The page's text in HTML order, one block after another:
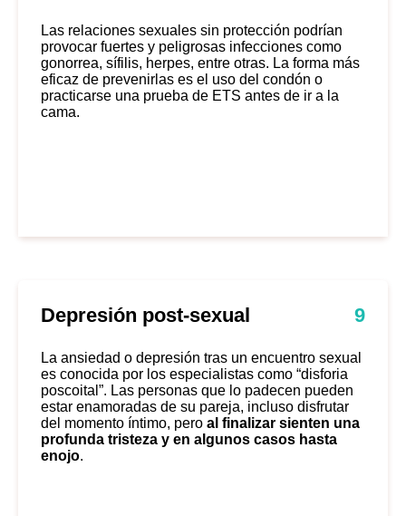
Las relaciones sexuales sin protección podrían
provocar fuertes y peligrosas infecciones como
gonorrea, sífilis, herpes, entre otras. La forma más
eficaz de prevenirlas es el uso del condón o
practicarse una prueba de ETS antes de ir a la
cama.
Depresión post-sexual 9
La ansiedad o depresión tras un encuentro sexual
es conocida por los especialistas como “disforia
poscoital”. Las personas que lo padecen pueden
estar enamoradas de su pareja, incluso disfrutar
del momento íntimo, pero al finalizar sienten una
profunda tristeza y en algunos casos hasta
enojo.